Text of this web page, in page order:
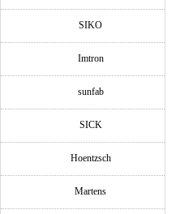
SIKO
Imtron
sunfab
SICK
Hoentzsch
Martens